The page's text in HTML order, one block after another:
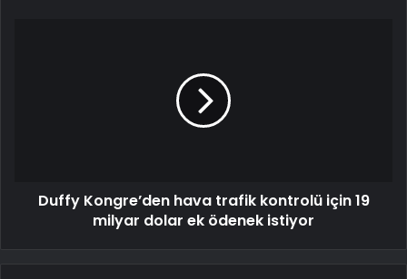
Duffy Kongre’den hava trafik kontrolü için 19
milyar dolar ek ödenek istiyor